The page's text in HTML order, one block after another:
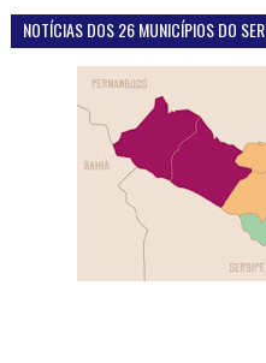
NOTÍCIAS DOS 26 MUNICÍPIOS DO